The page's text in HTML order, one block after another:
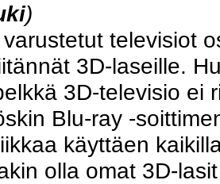
)
televisiot
3D-laseille.
3D-televisio ei
Blu-ray -
käyttäen
olla omat 3D-